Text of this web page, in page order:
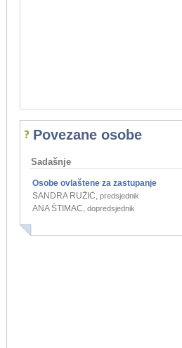
Povezane osobe
Sadašnje
Osobe ovlaštene za zastupanje
SANDRA RUŽIĆ, predsjednik
ANA ŠTIMAC, dopredsjednik